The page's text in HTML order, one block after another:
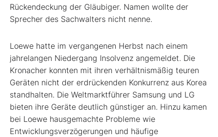
Rückendeckung der Gläubiger. Namen wollte der
Sprecher des Sachwalters nicht nenne.
Loewe hatte im vergangenen Herbst nach einem
jahrelangen Niedergang Insolvenz angemeldet. Die
Kronacher konnten mit ihren verhältnismäßig teuren
Geräten nicht der erdrückenden Konkurrenz aus Korea
standhalten. Die Weltmarktführer Samsung und LG
bieten ihre Geräte deutlich günstiger an. Hinzu kamen
bei Loewe hausgemachte Probleme wie
Entwicklungsverzögerungen und häufige